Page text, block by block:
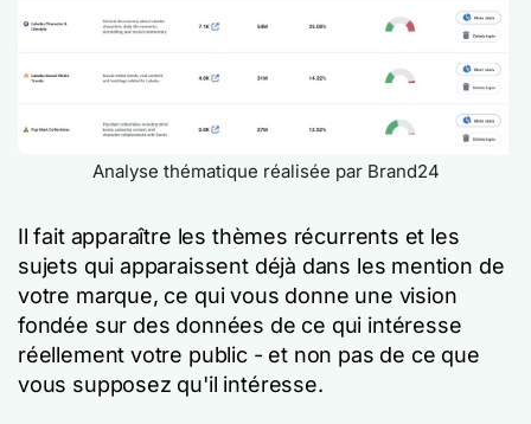
Analyse thématique réalisée par Brand24
Il fait apparaître les thèmes récurrents et les
sujets qui apparaissent déjà dans les mention de
votre marque, ce qui vous donne une vision
fondée sur des données de ce qui intéresse
réellement votre public - et non pas de ce que
vous supposez qu'il intéresse.